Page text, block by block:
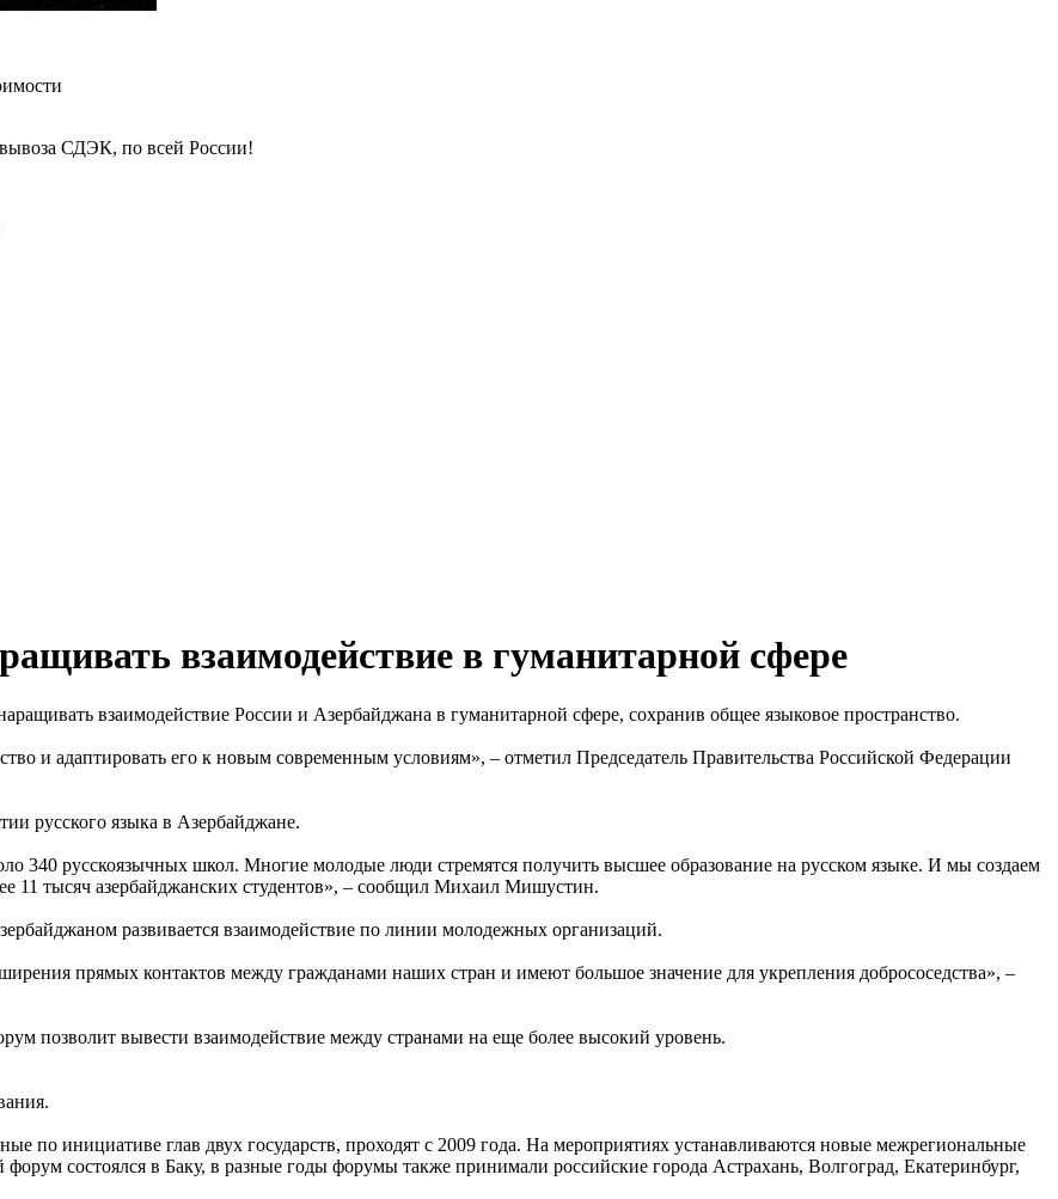
СДЭК, по всей России!
взаимодействие в гуманитарной сфере
взаимодействие России и Азербайджана в гуманитарной сфере, сохранив общее языковое пространство.
и адаптировать его к новым современным условиям», – отметил Председатель Правительства Российской Федерации
русского языка в Азербайджане.
340 русскоязычных школ. Многие молодые люди стремятся получить высшее образование на русском языке. И мы создаем
11 тысяч азербайджанских студентов», – сообщил Михаил Мишустин.
развивается взаимодействие по линии молодежных организаций.
прямых контактов между гражданами наших стран и имеют большое значение для укрепления добрососедства», –
позволит вывести взаимодействие между странами на еще более высокий уровень.
по инициативе глав двух государств, проходят с 2009 года. На мероприятиях устанавливаются новые межрегиональные
состоялся в Баку, в разные годы форумы также принимали российские города Астрахань, Волгоград, Екатеринбург,